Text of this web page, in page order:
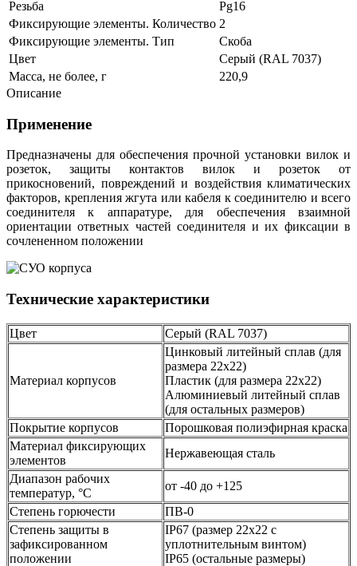
Резьба
Pg16
Фиксирующие элементы. Количество 2
Фиксирующие элементы. Тип
Скоба
Цвет
Серый (RAL 7037)
Масса, не более, г
220,9
Описание
Применение
Предназначены для обеспечения прочной установки вилок и
розеток, защиты контактов вилок и розеток от
прикосновений, повреждений и воздействия климатических
факторов, крепления жгута или кабеля к соединителю и всего
соединителя к аппаратуре, для обеспечения взаимной
ориентации ответных частей соединителя и их фиксации в
сочлененном положении
Технические характеристики
Цвет Серый (RAL 7037)
Материал корпусов
Цинковый литейный сплав (для
размера 22х22)
Пластик (для размера 22х22)
Алюминиевый литейный сплав
(для остальных размеров)
Покрытие корпусов
Порошковая полиэфирная краска
Материал фиксирующих
элементов
Нержавеющая сталь
Диапазон рабочих
температур, °С
от -40 до +125
Степень горючести
ПВ-0
Степень защиты в
зафиксированном
положении
IP67 (размер 22х22 с
уплотнительным винтом)
IP65 (остальные размеры)